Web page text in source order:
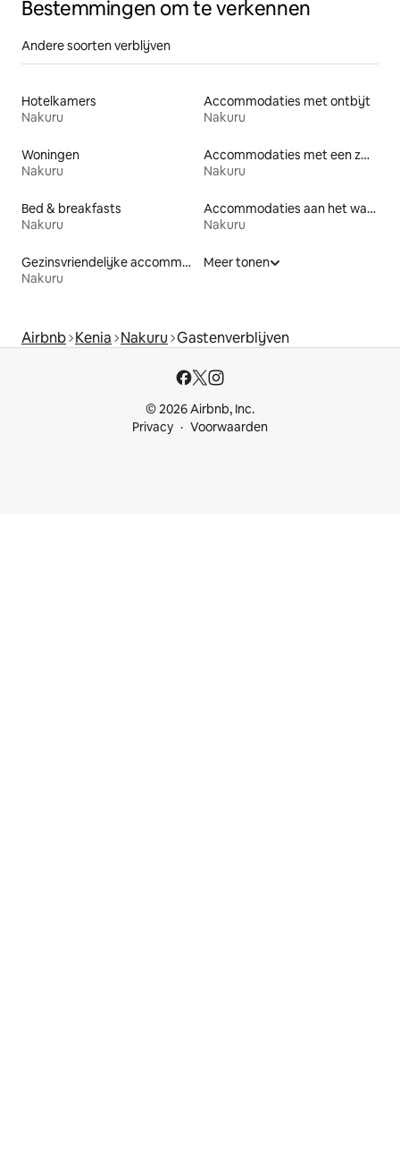
Bestemmingen om te verkennen
Andere soorten verblijven
Hotelkamers
Nakuru
Accommodaties met ontbijt
Nakuru
Woningen
Nakuru
Accommodaties met een zwembad
Nakuru
Bed & breakfasts
Nakuru
Accommodaties aan het water
Nakuru
Gezinsvriendelijke accommodaties
Nakuru
Meer tonen
Airbnb Kenia Nakuru Gastenverblijven
© 2026 Airbnb, Inc.
Privacy
Voorwaarden